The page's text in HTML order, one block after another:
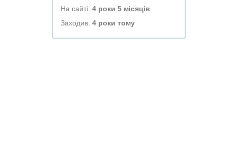
На сайті: 4 роки 5 місяців
Заходив: 4 роки тому